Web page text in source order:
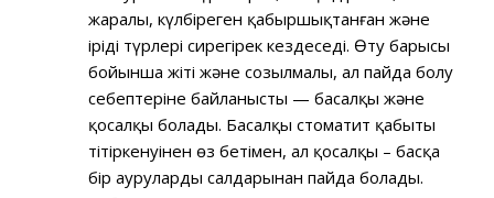
жаралы, күлбіреген қабыршықтанған және
іріңді түрлері сирегірек кездеседі. Өту барысы
бойынша жіті және созылмалы, ал пайда болу
себептеріне байланысты — басалқы және
қосалқы болады. Басалқы стоматит қабыңтың
тітіркенуінен өз бетiмен, ал қосалқы – басқа
бір аурулардың салдарынан пайда болады.